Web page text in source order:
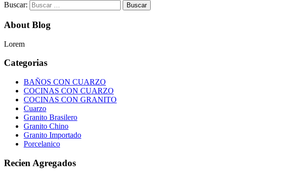
Buscar:
About Blog
Lorem
Categorias
BAÑOS CON CUARZO
COCINAS CON CUARZO
COCINAS CON GRANITO
Cuarzo
Granito Brasilero
Granito Chino
Granito Importado
Porcelanico
Recien Agregados